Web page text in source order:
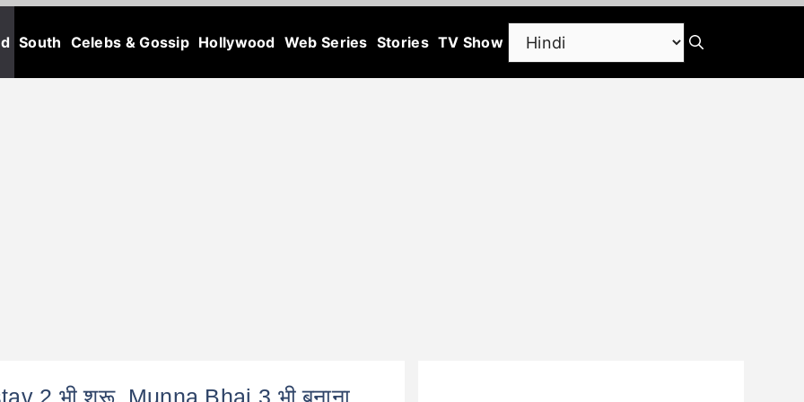
South Celebs & Gossip Hollywood Web Series Stories TV Show
2 भी शुरू, Munna Bhai 3 भी बनाना